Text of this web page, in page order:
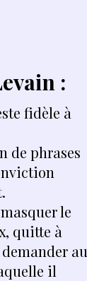
fidèle à
de phrases
le
quitte à
au
il
: